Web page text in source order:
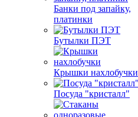
Банки под запайку,
платинки
Бутылки ПЭТ
Крышки нахлобучки
Посуда "кристалл"